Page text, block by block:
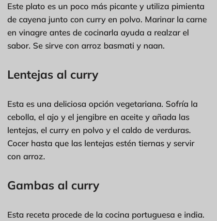
Este plato es un poco más picante y utiliza pimienta
de cayena junto con curry en polvo. Marinar la carne
en vinagre antes de cocinarla ayuda a realzar el
sabor. Se sirve con arroz basmati y naan.
Lentejas al curry
Esta es una deliciosa opción vegetariana. Sofría la
cebolla, el ajo y el jengibre en aceite y añada las
lentejas, el curry en polvo y el caldo de verduras.
Cocer hasta que las lentejas estén tiernas y servir
con arroz.
Gambas al curry
Esta receta procede de la cocina portuguesa e india.